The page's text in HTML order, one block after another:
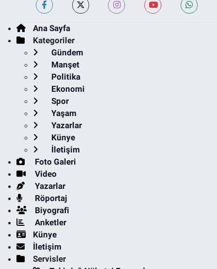
Ana Sayfa
Kategoriler
Gündem
Manşet
Politika
Ekonomi
Spor
Yaşam
Yazarlar
Künye
İletişim
Foto Galeri
Video
Yazarlar
Röportaj
Biyografi
Anketler
Künye
İletişim
Servisler